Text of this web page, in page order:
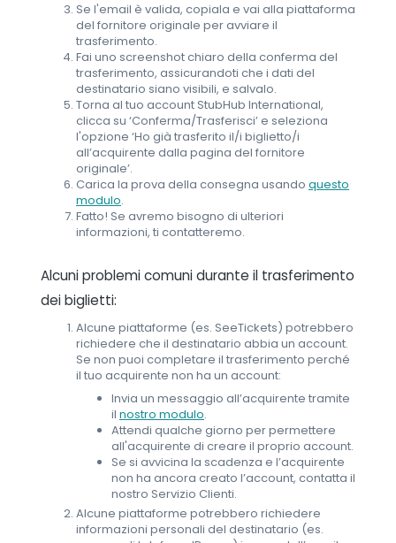
Se l'email è valida, copiala e vai alla piattaforma
del fornitore originale per avviare il
trasferimento.
Fai uno screenshot chiaro della conferma del
trasferimento, assicurandoti che i dati del
destinatario siano visibili, e salvalo.
Torna al tuo account StubHub International,
clicca su ‘Conferma/Trasferisci’ e seleziona
l'opzione ‘Ho già trasferito il/i biglietto/i
all’acquirente dalla pagina del fornitore
originale’.
Carica la prova della consegna usando questo
modulo.
Fatto! Se avremo bisogno di ulteriori
informazioni, ti contatteremo.
Alcuni problemi comuni durante il trasferimento
dei biglietti:
Alcune piattaforme (es. SeeTickets) potrebbero
richiedere che il destinatario abbia un account.
Se non puoi completare il trasferimento perché
il tuo acquirente non ha un account:
Invia un messaggio all’acquirente tramite
il nostro modulo.
Attendi qualche giorno per permettere
all'acquirente di creare il proprio account.
Se si avvicina la scadenza e l’acquirente
non ha ancora creato l’account, contatta il
nostro Servizio Clienti.
Alcune piattaforme potrebbero richiedere
informazioni personali del destinatario (es.